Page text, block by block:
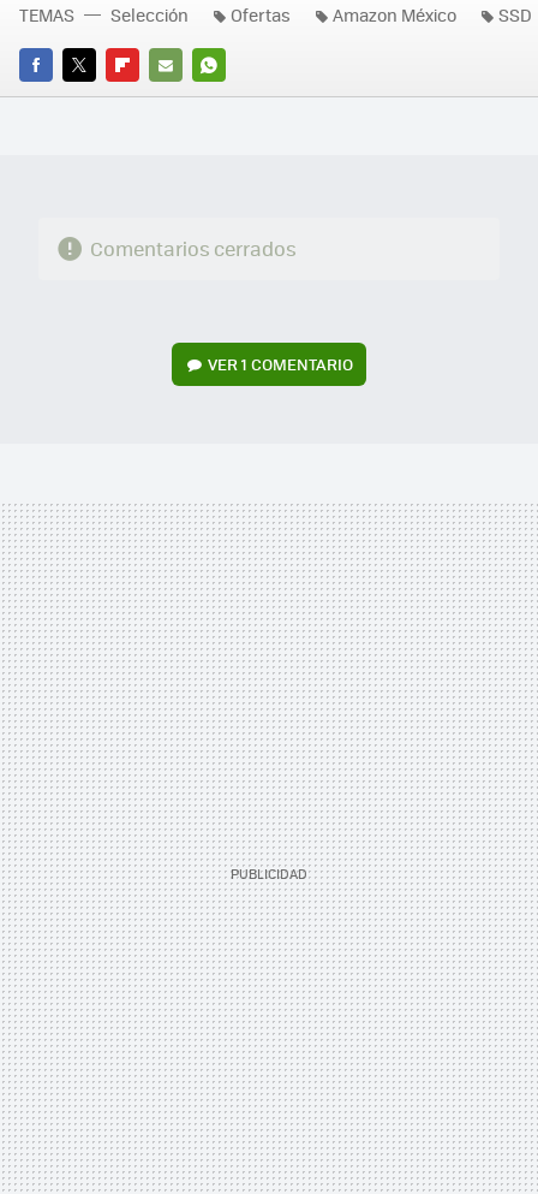
FACEBOOK
TWITTERFLIPBOARD
E-
WHATSAPP
TEMAS Selección Ofertas Amazon México SSD
Comentarios cerrados
VER1 COMENTARIO